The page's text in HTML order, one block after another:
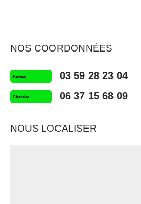
NOS COORDONNÉES
Bureau 03 59 28 23 04
Chantier 06 37 15 68 09
NOUS LOCALISER